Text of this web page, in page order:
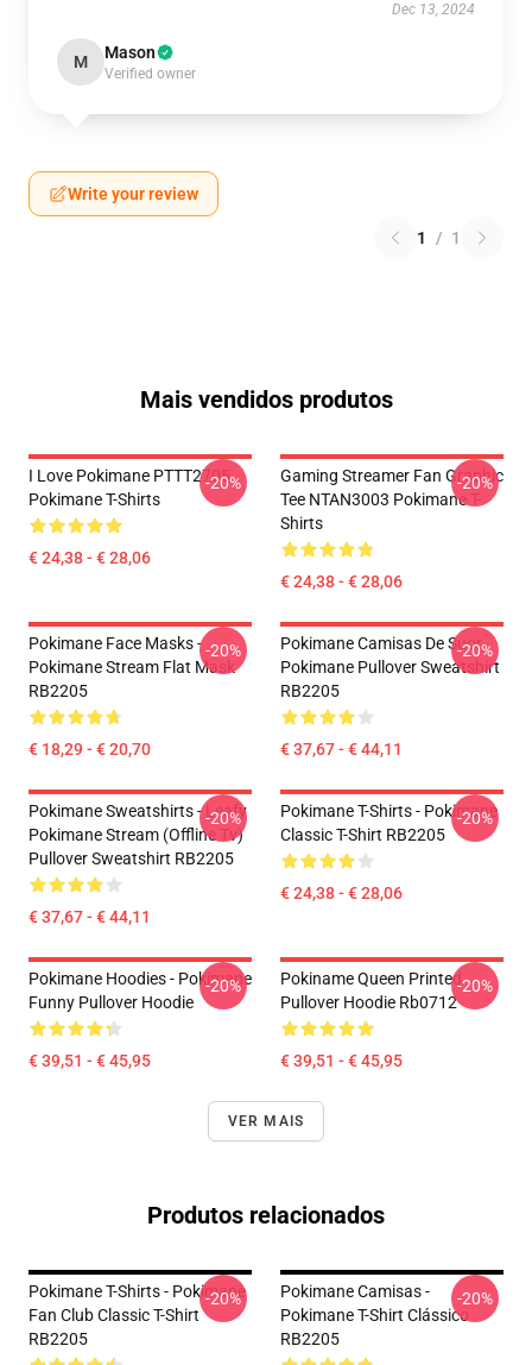
Dec 13, 2024
M Mason
Verified owner
Write your review
1 / 1
Mais vendidos produtos
I Love Pokimane PTTT2705
Pokimane T-Shirts
€ 24,38 - € 28,06
-20%
Gaming Streamer Fan Graphic
Tee NTAN3003 Pokimane T-
Shirts
€ 24,38 - € 28,06
-20%
Pokimane Face Masks -
Pokimane Stream Flat Mask
RB2205
€ 18,29 - € 20,70
-20%
Pokimane Camisas De Suor
Pokimane Pullover Sweatshirt
RB2205
€ 37,67 - € 44,11
-20%
Pokimane Sweatshirts - Leafy
Pokimane Stream (Offline Tv)
Pullover Sweatshirt RB2205
€ 37,67 - € 44,11
-20%
Pokimane T-Shirts - Pokimane
Classic T-Shirt RB2205
€ 24,38 - € 28,06
-20%
Pokimane Hoodies - Pokimane
Funny Pullover Hoodie
€ 39,51 - € 45,95
-20%
Pokiname Queen Printed
Pullover Hoodie Rb0712
€ 39,51 - € 45,95
-20%
VER MAIS
Produtos relacionados
Pokimane T-Shirts - Pokimane
Fan Club Classic T-Shirt
RB2205
-20%
Pokimane Camisas -
Pokimane T-Shirt Clássico
RB2205
-20%